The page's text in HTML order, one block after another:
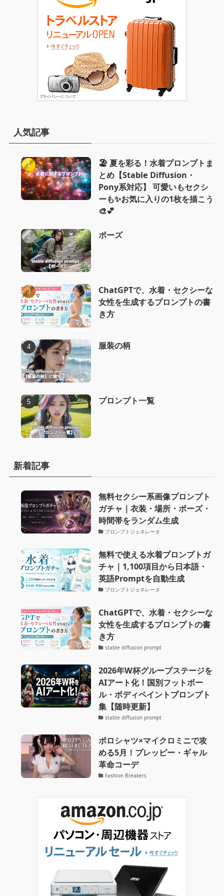
人気記事
🏖️ 夏を彩る！水着プロンプトま
とめ【Stable Diffusion・
Pony系対応】 可愛いもセクシ
ーも✨お気に入りの1枚を描こう
🎨💕
ポーズ
ChatGPTで、水着・セクシーな
女性を生成するプロンプトの書
き方
服装の柄
プロンプト一覧
新着記事
無料セクシー系画像プロンプト
ガチャ｜衣装・場所・ポーズ・
時間帯をランダム生成
プロンプトジェネレータ
無料で使える水着プロンプトガ
チャ｜1,100項目から日本語・
英語Promptを自動生成
プロンプトジェネレータ
ChatGPTで、水着・セクシーな
女性を生成するプロンプトの書
き方
stable diffusion prompt
2026年W杯グループステージを
AIアート化！国別フットボー
ル・ボディペイントプロンプト
集【随時更新】
stable diffusion prompt
ポロシャツ×マイクロミニで攻
める5月！プレッピー・ギャル
革命コーデ
Fashion Breakers